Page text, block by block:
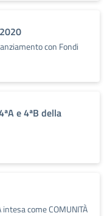
con Fondi
e 4ªB della
come COMUNITÀ